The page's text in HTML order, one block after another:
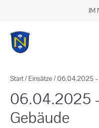
IM
Start/ Einsätze/06.04.2025 –
06.04.2025
Gebäude